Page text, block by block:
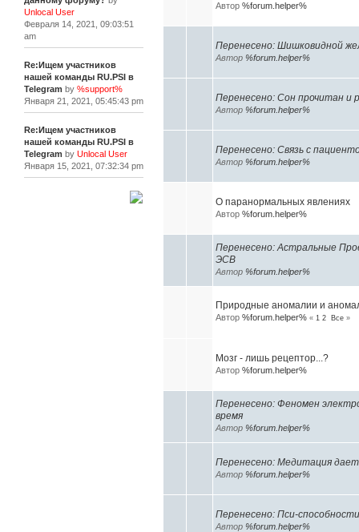
Unlocal User
Февраля 14, 2021, 09:03:51
am
Re:Ищем участников
нашей команды RU.PSI в
Telegram by %support%
Января 21, 2021, 05:45:43 pm
Re:Ищем участников
нашей команды RU.PSI в
Telegram by Unlocal User
Января 15, 2021, 07:32:34 pm
Автор %forum.helper%
Перенесено: Шишковидной
Автор %forum.helper%
Перенесено: Сон прочитан и
Автор %forum.helper%
Перенесено: Cвязь с
Автор %forum.helper%
О паранормальных явлениях
Автор %forum.helper%
Перенесено: Астральные
ЭСВ
Автор %forum.helper%
Природные аномалии и
Автор %forum.helper% « 1 2 Все »
Мозг - лишь рецептор...?
Автор %forum.helper%
Перенесено: Феномен
время
Автор %forum.helper%
Перенесено: Медитация
Автор %forum.helper%
Перенесено: Пси-
Автор %forum.helper%